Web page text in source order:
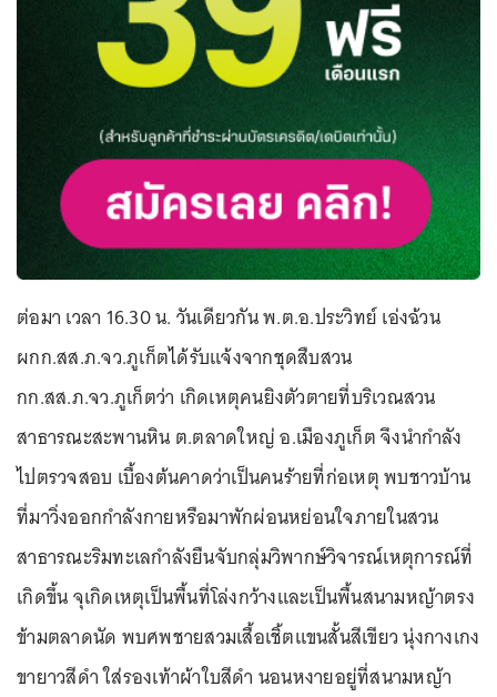
ต่อมา เวลา 16.30 น. วันเดียวกัน พ.ต.อ.ประวิทย์ เอ่งฉ้วน
ผกก.สส.ภ.จว.ภูเก็ตได้รับแจ้งจากชุดสืบสวน
กก.สส.ภ.จว.ภูเก็ตว่า เกิดเหตุคนยิงตัวตายที่บริเวณสวน
สาธารณะสะพานหิน ต.ตลาดใหญ่ อ.เมืองภูเก็ต จึงนำกำลัง
ไปตรวจสอบ เบื้องต้นคาดว่าเป็นคนร้ายที่ก่อเหตุ พบชาวบ้าน
ที่มาวิ่งออกกำลังกายหรือมาพักผ่อนหย่อนใจภายในสวน
สาธารณะริมทะเลกำลังยืนจับกลุ่มวิพากษ์วิจารณ์เหตุการณ์ที่
เกิดขึ้น จุเกิดเหตุเป็นพื้นที่โล่งกว้างและเป็นพื้นสนามหญ้าตรง
ข้ามตลาดนัด พบศพชายสวมเสื้อเชิ้ตแขนสั้นสีเขียว นุ่งกางเกง
ขายาวสีดำ ใส่รองเท้าผ้าใบสีดำ นอนหงายอยู่ที่สนามหญ้า